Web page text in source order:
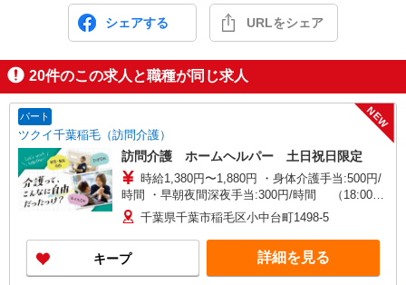
シェアする URLをシェア
20件のこの求人と職種が同じ求人
パート
ツクイ千葉稲毛（訪問介護）
NEW
訪問介護 ホームヘルパー 土日祝日限定
時給1,380円〜1,880円 ・身体介護手当:500円/
時間 ・早朝夜間深夜手当:300円/時間 （18:00〜
翌07:59の時間帯） ・ICT手当:2,000円/月 ・ケア
→ケアの移動時間も賃金（時給）を支給 ・土日祝
日手当:100円/時間含む ※給与幅は資格・経験等に
よる
千葉県千葉市稲毛区小中台町1498-5
キープ 詳細を見る